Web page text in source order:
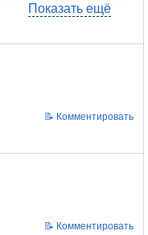
Показать ещё
📝 Комментировать
📝 Комментировать